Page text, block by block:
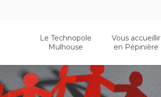
Le Technopole
Mulhouse
Vous accueillir
en Pépinière